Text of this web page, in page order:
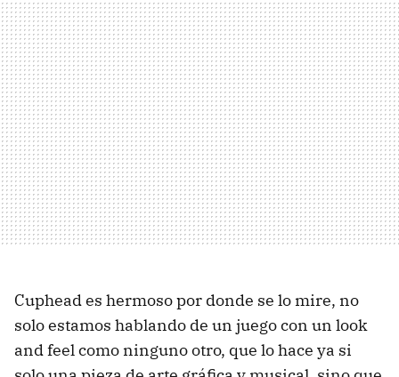
Cuphead es hermoso por donde se lo mire, no
solo estamos hablando de un juego con un look
and feel como ninguno otro, que lo hace ya si